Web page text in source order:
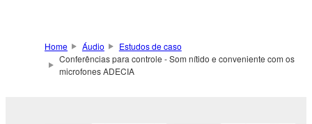
Home Áudio
Estudos de caso
Conferências para controle - Som nítido e conveniente com os
microfones ADECIA